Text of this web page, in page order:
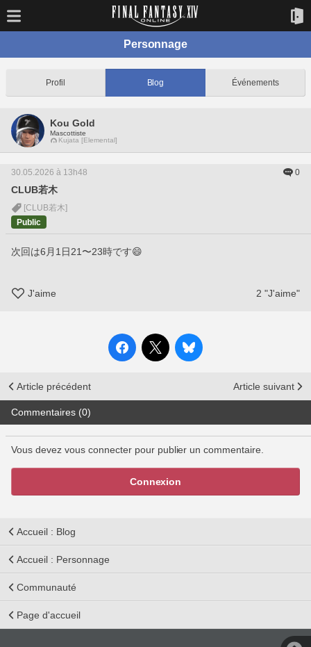
Personnage
Profil Blog Événements
Kou Gold
Mascottiste
Kujata [Elemental]
30.05.2026 à 13h48 0
CLUB若木
[CLUB若木]
Public
次回は6月1日21〜23時です😄
J'aime 2 "J'aime"
Article précédent Article suivant
Commentaires (0)
Vous devez vous connecter pour publier un commentaire.
Connexion
Accueil : Blog
Accueil : Personnage
Communauté
Page d'accueil